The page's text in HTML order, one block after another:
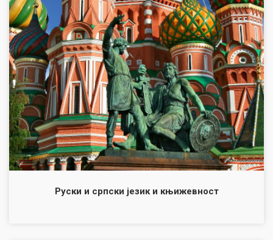
Руски и српски језик и књижевност